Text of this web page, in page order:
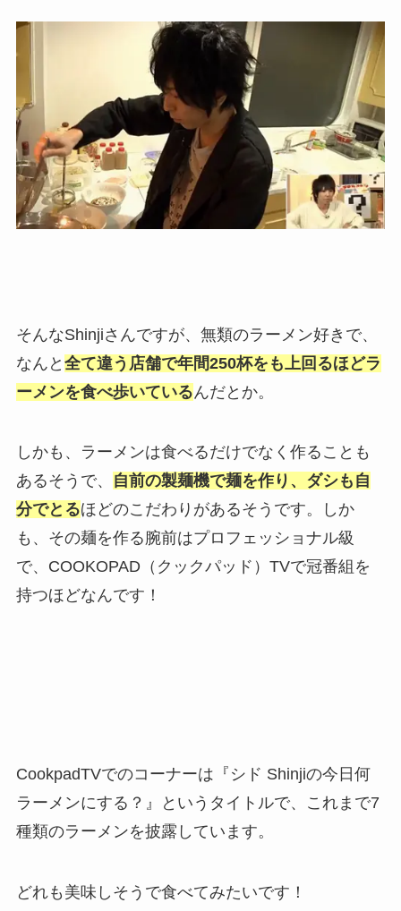
そんなShinjiさんですが、無類のラーメン好きで、
なんと 全て違う店舗で年間250杯をも上回るほどラ
ーメンを食べ歩いているんだとか。
しかも、ラーメンは食べるだけでなく作ることも
あるそうで、
自前の製麺機で麺を作り、ダシも自
分でとるほどのこだわりがあるそうです。しか
も、その麺を作る腕前はプロフェッショナル級
で、COOKOPAD（クックパッド）TVで冠番組を
持つほどなんです！
CookpadTVでのコーナーは『シド Shinjiの今日何
ラーメンにする？』というタイトルで、これまで7
種類のラーメンを披露しています。
どれも美味しそうで食べてみたいです！